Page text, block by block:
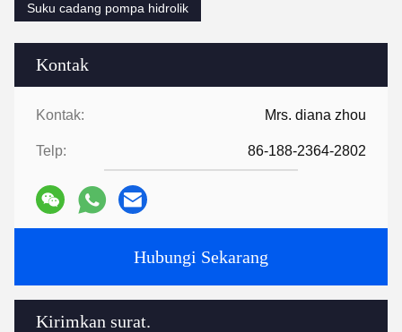
Kontak
Kontak: Mrs. diana zhou
Telp: 86-188-2364-2802
Hubungi Sekarang
Kirimkan surat.
Suku cadang pompa hidrolik